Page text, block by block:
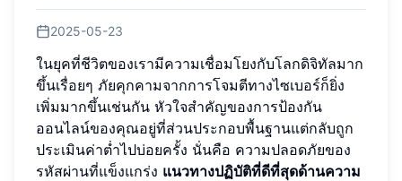
2025-05-23
ในยุคที่ชีวิตของเรามีความเชื่อมโยงกับโลกดิจิทัลมาก
ขึ้นเรื่อยๆ ภัยคุกคามจากการโจมตีทางไซเบอร์ก็ยิ่ง
เพิ่มมากขึ้นเช่นกัน หัวใจสำคัญของการป้องกัน
ออนไลน์ของคุณอยู่ที่ส่วนประกอบพื้นฐานแต่กลับถูก
ประเมินค่าต่ำไปบ่อยครั้ง นั่นคือ ความปลอดภัยของ
รหัสผ่านที่แข็งแกร่ง แนวทางปฏิบัติที่ดีที่สุดด้านความ